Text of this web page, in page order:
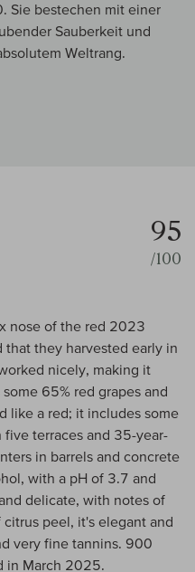
Sie bestechen mit einer
Sauberkeit und
Weltrang.
95
/100
nose of the red 2023
that they harvested early in
nicely, making it
65% red grapes and
like a red; it includes some
five terraces and 35-year-
in barrels and concrete
with a pH of 3.7 and
delicate, with notes of
peel, it's elegant and
very fine tannins. 900
in March 2025.